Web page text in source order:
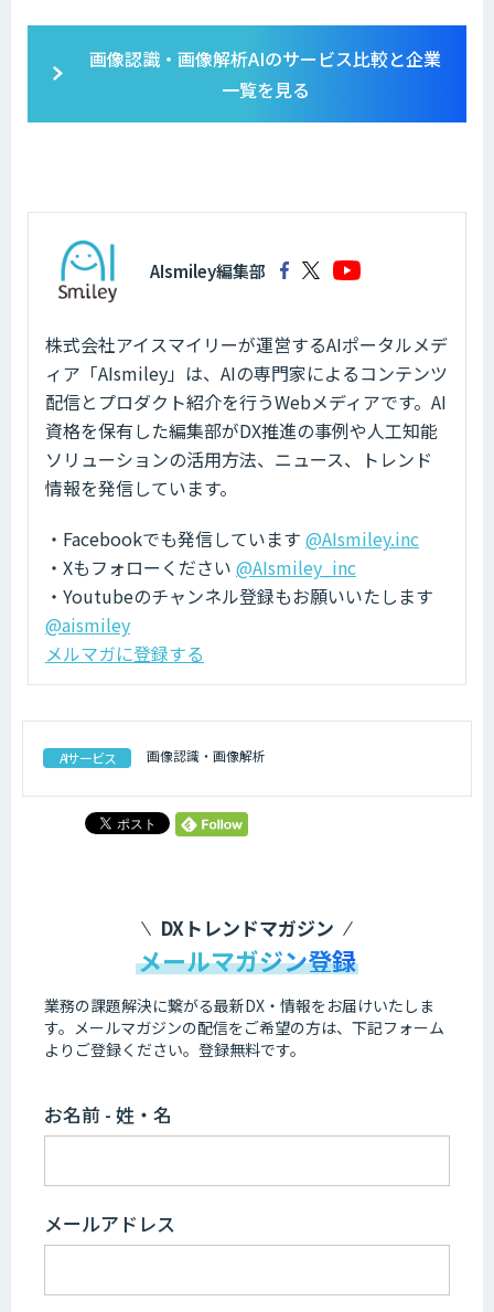
画像認識・画像解析AIのサービス比較と企業
一覧を見る
AIsmiley編集部
株式会社アイスマイリーが運営するAIポータルメデ
ィア「AIsmiley」は、AIの専門家によるコンテンツ
配信とプロダクト紹介を行うWebメディアです。AI
資格を保有した編集部がDX推進の事例や人工知能
ソリューションの活用方法、ニュース、トレンド
情報を発信しています。
・Facebookでも発信しています @AIsmiley.inc
・Xもフォローください @AIsmiley_inc
・Youtubeのチャンネル登録もお願いいたします
@aismiley
メルマガに登録する
AIサービス 画像認識・画像解析
DXトレンドマガジン
メールマガジン登録
業務の課題解決に繋がる最新DX・情報をお届けいたしま
す。 メールマガジンの配信をご希望の方は、下記フォーム
よりご登録ください。登録無料です。
お名前 - 姓・名
メールアドレス